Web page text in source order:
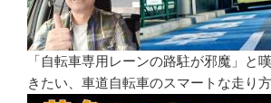
「自転車専用レーンの路駐が邪魔」と
きたい、車道自転車のスマートな走り方